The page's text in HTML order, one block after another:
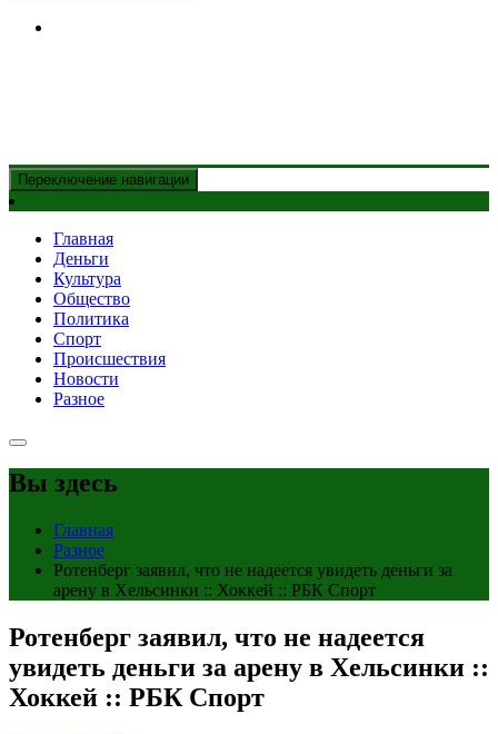
Переключение навигации
Главная
Деньги
Культура
Общество
Политика
Спорт
Происшествия
Новости
Разное
Вы здесь
Главная
Разное
Ротенберг заявил, что не надеется увидеть деньги за
арену в Хельсинки :: Хоккей :: РБК Спорт
Ротенберг заявил, что не надеется
увидеть деньги за арену в Хельсинки ::
Хоккей :: РБК Спорт